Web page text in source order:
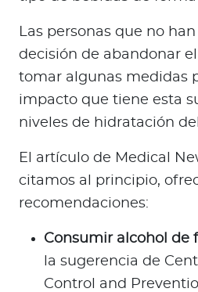
Las personas que no
decisión de abandonar
tomar algunas medidas
impacto que tiene esta
niveles de hidratación
El artículo de Medical
citamos al principio,
recomendaciones:
Consumir alcohol de
la sugerencia de
Control and